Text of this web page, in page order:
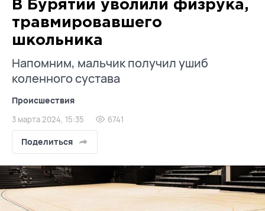
В Бурятии уволили физрука,
травмировавшего
школьника
Напомним, мальчик получил ушиб
коленного сустава
Происшествия
3 марта 2024, 15:35 6741
Поделиться